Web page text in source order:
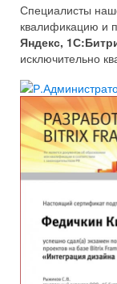
Специалисты
квалификацию и
Яндекс,
исключительно